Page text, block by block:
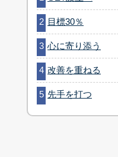
目標30％
心に寄り添う
改善を重ねる
先手を打つ